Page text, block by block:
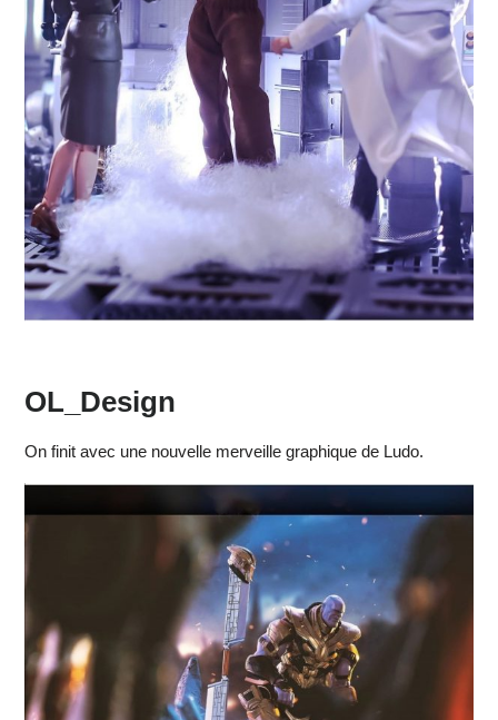
OL_Design
On finit avec une nouvelle merveille graphique de Ludo.